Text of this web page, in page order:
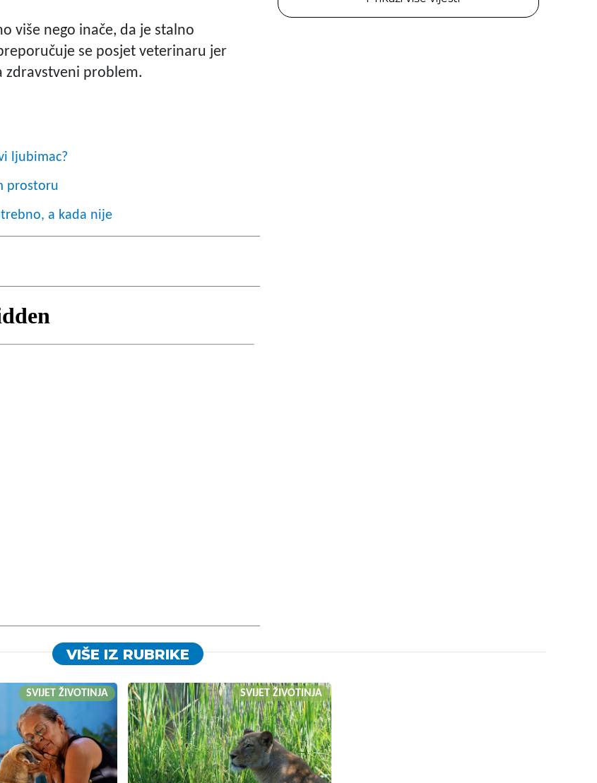
više nego inače, da je stalno
se posjet veterinaru jer
zdravstveni problem.
ljubimac?
prostoru
a kada nije
VIŠE IZ RUBRIKE
SVIJET ŽIVOTINJA SVIJET ŽIVOTINJA